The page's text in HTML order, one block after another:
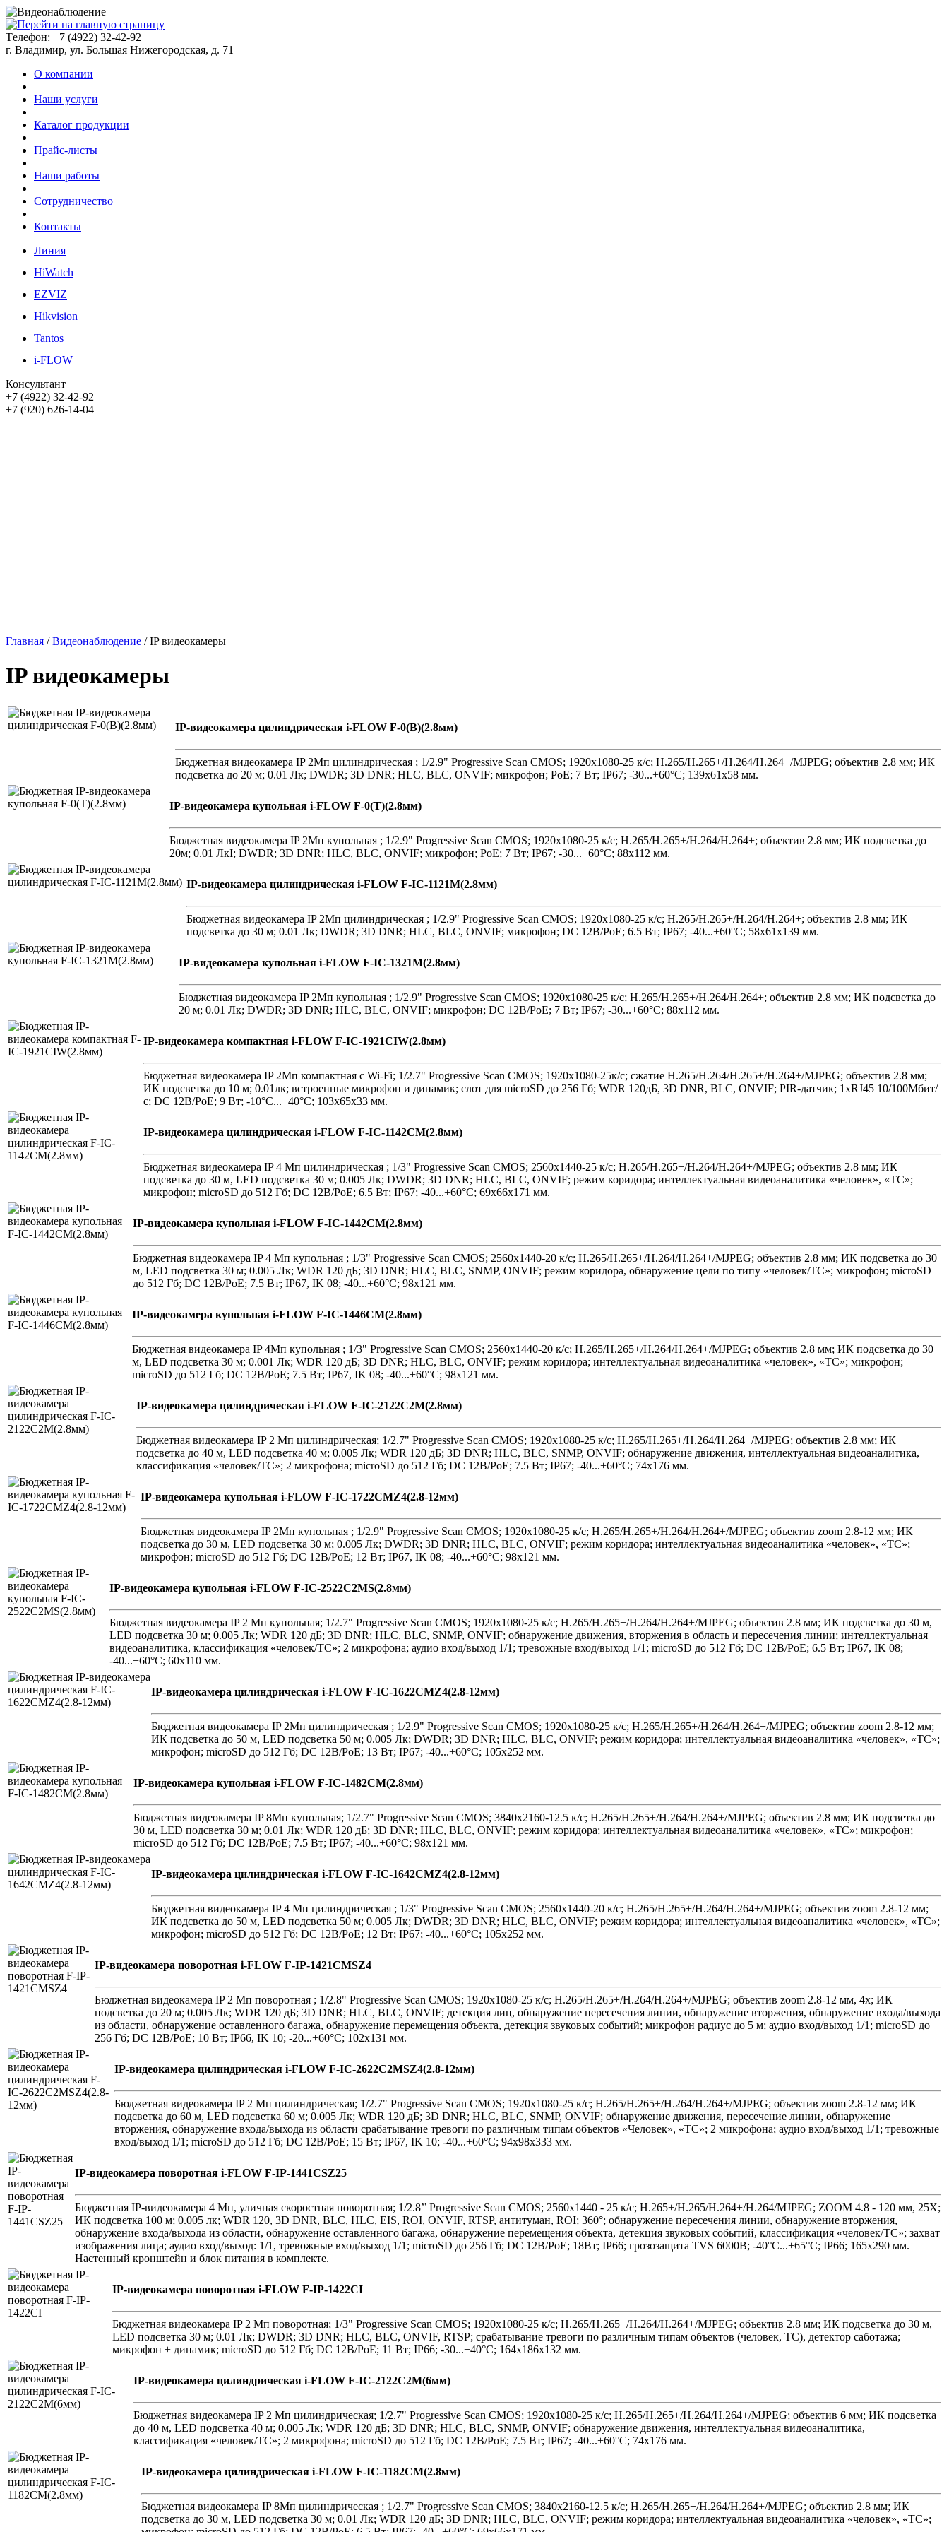
Tелефон: +7 (4922) 32-42-92
г. Владимир, ул. Большая Нижегородская, д. 71
О компании
|
Наши услуги
|
Каталог продукции
|
Прайс-листы
|
Наши работы
|
Сотрудничество
|
Контакты
Линия
HiWatch
EZVIZ
Hikvision
Tantos
i-FLOW
Консультант
+7 (4922) 32-42-92
+7 (920) 626-14-04
Главная /Видеонаблюдение / IP видеокамеры
IP видеокамеры
IP-видеокамера цилиндрическая i-FLOW F-0(B)(2.8мм)
Бюджетная видеокамера IP 2Мп цилиндрическая ; 1/2.9" Progressive Scan CMOS; 1920х1080-25 к/с; H.265/H.265+/H.264/H.264+/MJPEG; объектив 2.8 мм; ИК
подсветка до 20 м; 0.01 Лк; DWDR; 3D DNR; HLC, BLC, ONVIF; микрофон; PoE; 7 Вт; IP67; -30...+60°C; 139х61х58 мм.
IP-видеокамера купольная i-FLOW F-0(T)(2.8мм)
Бюджетная видеокамера IP 2Мп купольная ; 1/2.9" Progressive Scan CMOS; 1920х1080-25 к/с; H.265/H.265+/H.264/H.264+; объектив 2.8 мм; ИК подсветка до
20м; 0.01 ЛкI; DWDR; 3D DNR; HLC, BLC, ONVIF; микрофон; PoE; 7 Вт; IP67; -30...+60°C; 88х112 мм.
IP-видеокамера цилиндрическая i-FLOW F-IC-1121M(2.8мм)
Бюджетная видеокамера IP 2Мп цилиндрическая ; 1/2.9" Progressive Scan CMOS; 1920х1080-25 к/с; H.265/H.265+/H.264/H.264+; объектив 2.8 мм; ИК
подсветка до 30 м; 0.01 Лк; DWDR; 3D DNR; HLC, BLC, ONVIF; микрофон; DC 12В/PoE; 6.5 Вт; IP67; -40...+60°C; 58х61х139 мм.
IP-видеокамера купольная i-FLOW F-IC-1321M(2.8мм)
Бюджетная видеокамера IP 2Мп купольная ; 1/2.9" Progressive Scan CMOS; 1920х1080-25 к/с; H.265/H.265+/H.264/H.264+; объектив 2.8 мм; ИК подсветка до
20 м; 0.01 Лк; DWDR; 3D DNR; HLC, BLC, ONVIF; микрофон; DC 12В/PoE; 7 Вт; IP67; -30...+60°C; 88х112 мм.
IP-видеокамера компактная i-FLOW F-IC-1921CIW(2.8мм)
Бюджетная видеокамера IP 2Мп компактная с Wi-Fi; 1/2.7" Progressive Scan CMOS; 1920х1080-25к/с; сжатие H.265/H.264/H.265+/H.264+/MJPEG; объектив 2.8 мм;
ИК подсветка до 10 м; 0.01лк; встроенные микрофон и динамик; слот для microSD до 256 Гб; WDR 120дБ, 3D DNR, BLC, ONVIF; PIR-датчик; 1xRJ45 10/100Мбит/
с; DC 12В/PoE; 9 Вт; -10°C...+40°C; 103х65х33 мм.
IP-видеокамера цилиндрическая i-FLOW F-IC-1142CM(2.8мм)
Бюджетная видеокамера IP 4 Мп цилиндрическая ; 1/3" Progressive Scan CMOS; 2560х1440-25 к/с; H.265/H.265+/H.264/H.264+/MJPEG; объектив 2.8 мм; ИК
подсветка до 30 м, LED подсветка 30 м; 0.005 Лк; DWDR; 3D DNR; HLC, BLC, ONVIF; режим коридора; интеллектуальная видеоаналитика «человек», «ТС»;
микрофон; microSD до 512 Гб; DC 12В/PoE; 6.5 Вт; IP67; -40...+60°C; 69х66х171 мм.
IP-видеокамера купольная i-FLOW F-IC-1442CM(2.8мм)
Бюджетная видеокамера IP 4 Мп купольная ; 1/3" Progressive Scan CMOS; 2560х1440-20 к/с; H.265/H.265+/H.264/H.264+/MJPEG; объектив 2.8 мм; ИК подсветка до 30
м, LED подсветка 30 м; 0.005 Лк; WDR 120 дБ; 3D DNR; HLC, BLC, SNMP, ONVIF; режим коридора, обнаружение цели по типу «человек/ТС»; микрофон; microSD
до 512 Гб; DC 12В/PoE; 7.5 Вт; IP67, IK 08; -40...+60°C; 98х121 мм.
IP-видеокамера купольная i-FLOW F-IC-1446CM(2.8мм)
Бюджетная видеокамера IP 4Мп купольная ; 1/3" Progressive Scan CMOS; 2560х1440-20 к/с; H.265/H.265+/H.264/H.264+/MJPEG; объектив 2.8 мм; ИК подсветка до 30
м, LED подсветка 30 м; 0.001 Лк; WDR 120 дБ; 3D DNR; HLC, BLC, ONVIF; режим коридора; интеллектуальная видеоаналитика «человек», «ТС»; микрофон;
microSD до 512 Гб; DC 12В/PoE; 7.5 Вт; IP67, IK 08; -40...+60°C; 98х121 мм.
IP-видеокамера цилиндрическая i-FLOW F-IC-2122C2M(2.8мм)
Бюджетная видеокамера IP 2 Мп цилиндрическая; 1/2.7" Progressive Scan CMOS; 1920х1080-25 к/с; H.265/H.265+/H.264/H.264+/MJPEG; объектив 2.8 мм; ИК
подсветка до 40 м, LED подсветка 40 м; 0.005 Лк; WDR 120 дБ; 3D DNR; HLC, BLC, SNMP, ONVIF; обнаружение движения, интеллектуальная видеоаналитика,
классификация «человек/ТС»; 2 микрофона; microSD до 512 Гб; DC 12В/PoE; 7.5 Вт; IP67; -40...+60°C; 74х176 мм.
IP-видеокамера купольная i-FLOW F-IC-1722CMZ4(2.8-12мм)
Бюджетная видеокамера IP 2Мп купольная ; 1/2.9" Progressive Scan CMOS; 1920х1080-25 к/с; H.265/H.265+/H.264/H.264+/MJPEG; объектив zoom 2.8-12 мм; ИК
подсветка до 30 м, LED подсветка 30 м; 0.005 Лк; DWDR; 3D DNR; HLC, BLC, ONVIF; режим коридора; интеллектуальная видеоаналитика «человек», «ТС»;
микрофон; microSD до 512 Гб; DC 12В/PoE; 12 Вт; IP67, IK 08; -40...+60°C; 98х121 мм.
IP-видеокамера купольная i-FLOW F-IC-2522C2MS(2.8мм)
Бюджетная видеокамера IP 2 Мп купольная; 1/2.7" Progressive Scan CMOS; 1920х1080-25 к/с; H.265/H.265+/H.264/H.264+/MJPEG; объектив 2.8 мм; ИК подсветка до 30 м,
LED подсветка 30 м; 0.005 Лк; WDR 120 дБ; 3D DNR; HLC, BLC, SNMP, ONVIF; обнаружение движения, вторжения в область и пересечения линии; интеллектуальная
видеоаналитика, классификация «человек/ТС»; 2 микрофона; аудио вход/выход 1/1; тревожные вход/выход 1/1; microSD до 512 Гб; DC 12В/PoE; 6.5 Вт; IP67, IK 08;
-40...+60°C; 60х110 мм.
IP-видеокамера цилиндрическая i-FLOW F-IC-1622CMZ4(2.8-12мм)
Бюджетная видеокамера IP 2Мп цилиндрическая ; 1/2.9" Progressive Scan CMOS; 1920х1080-25 к/с; H.265/H.265+/H.264/H.264+/MJPEG; объектив zoom 2.8-12 мм;
ИК подсветка до 50 м, LED подсветка 50 м; 0.005 Лк; DWDR; 3D DNR; HLC, BLC, ONVIF; режим коридора; интеллектуальная видеоаналитика «человек», «ТС»;
микрофон; microSD до 512 Гб; DC 12В/PoE; 13 Вт; IP67; -40...+60°C; 105х252 мм.
IP-видеокамера купольная i-FLOW F-IC-1482CM(2.8мм)
Бюджетная видеокамера IP 8Мп купольная; 1/2.7" Progressive Scan CMOS; 3840х2160-12.5 к/с; H.265/H.265+/H.264/H.264+/MJPEG; объектив 2.8 мм; ИК подсветка до
30 м, LED подсветка 30 м; 0.01 Лк; WDR 120 дБ; 3D DNR; HLC, BLC, ONVIF; режим коридора; интеллектуальная видеоаналитика «человек», «ТС»; микрофон;
microSD до 512 Гб; DC 12В/PoE; 7.5 Вт; IP67; -40...+60°C; 98х121 мм.
IP-видеокамера цилиндрическая i-FLOW F-IC-1642CMZ4(2.8-12мм)
Бюджетная видеокамера IP 4 Мп цилиндрическая ; 1/3" Progressive Scan CMOS; 2560х1440-20 к/с; H.265/H.265+/H.264/H.264+/MJPEG; объектив zoom 2.8-12 мм;
ИК подсветка до 50 м, LED подсветка 50 м; 0.005 Лк; DWDR; 3D DNR; HLC, BLC, ONVIF; режим коридора; интеллектуальная видеоаналитика «человек», «ТС»;
микрофон; microSD до 512 Гб; DC 12В/PoE; 12 Вт; IP67; -40...+60°C; 105х252 мм.
IP-видеокамера поворотная i-FLOW F-IP-1421CMSZ4
Бюджетная видеокамера IP 2 Мп поворотная ; 1/2.8" Progressive Scan CMOS; 1920х1080-25 к/с; H.265/H.265+/H.264/H.264+/MJPEG; объектив zoom 2.8-12 мм, 4х; ИК
подсветка до 20 м; 0.005 Лк; WDR 120 дБ; 3D DNR; HLC, BLC, ONVIF; детекция лиц, обнаружение пересечения линии, обнаружение вторжения, обнаружение входа/выхода
из области, обнаружение оставленного багажа, обнаружение перемещения объекта, детекция звуковых событий; микрофон радиус до 5 м; аудио вход/выход 1/1; microSD до
256 Гб; DC 12В/PoE; 10 Вт; IP66, IK 10; -20...+60°C; 102х131 мм.
IP-видеокамера цилиндрическая i-FLOW F-IC-2622C2MSZ4(2.8-12мм)
Бюджетная видеокамера IP 2 Мп цилиндрическая; 1/2.7" Progressive Scan CMOS; 1920х1080-25 к/с; H.265/H.265+/H.264/H.264+/MJPEG; объектив zoom 2.8-12 мм; ИК
подсветка до 60 м, LED подсветка 60 м; 0.005 Лк; WDR 120 дБ; 3D DNR; HLC, BLC, SNMP, ONVIF; обнаружение движения, пересечение линии, обнаружение
вторжения, обнаружение входа/выхода из области срабатывание тревоги по различным типам объектов «Человек», «ТС»; 2 микрофона; аудио вход/выход 1/1; тревожные
вход/выход 1/1; microSD до 512 Гб; DC 12В/PoE; 15 Вт; IP67, IK 10; -40...+60°C; 94х98х333 мм.
IP-видеокамера поворотная i-FLOW F-IP-1441CSZ25
Бюджетная IP-видеокамера 4 Мп, уличная скоростная поворотная; 1/2.8’’ Progressive Scan CMOS; 2560х1440 - 25 к/с; H.265+/H.265/H.264+/H.264/MJPEG; ZOOM 4.8 - 120 мм, 25Х;
ИК подсветка 100 м; 0.005 лк; WDR 120, 3D DNR, BLC, HLC, EIS, ROI, ONVIF, RTSP, антитуман, ROI; 360°; обнаружение пересечения линии, обнаружение вторжения,
обнаружение входа/выхода из области, обнаружение оставленного багажа, обнаружение перемещения объекта, детекция звуковых событий, классификация «человек/ТС»; захват
изображения лица; аудио вход/выход: 1/1, тревожные вход/выход 1/1; microSD до 256 Гб; DC 12В/PoE; 18Вт; IP66; грозозащита TVS 6000B; -40°C...+65°C; IP66; 165х290 мм.
Настенный кронштейн и блок питания в комплекте.
IP-видеокамера поворотная i-FLOW F-IP-1422CI
Бюджетная видеокамера IP 2 Мп поворотная; 1/3" Progressive Scan CMOS; 1920х1080-25 к/с; H.265/H.265+/H.264/H.264+/MJPEG; объектив 2.8 мм; ИК подсветка до 30 м,
LED подсветка 30 м; 0.01 Лк; DWDR; 3D DNR; HLC, BLC, ONVIF, RTSP; срабатывание тревоги по различным типам объектов (человек, ТС), детектор саботажа;
микрофон + динамик; microSD до 512 Гб; DC 12В/PoE; 11 Вт; IP66; -30...+40°C; 164х186х132 мм.
IP-видеокамера цилиндрическая i-FLOW F-IC-2122C2M(6мм)
Бюджетная видеокамера IP 2 Мп цилиндрическая; 1/2.7" Progressive Scan CMOS; 1920х1080-25 к/с; H.265/H.265+/H.264/H.264+/MJPEG; объектив 6 мм; ИК подсветка
до 40 м, LED подсветка 40 м; 0.005 Лк; WDR 120 дБ; 3D DNR; HLC, BLC, SNMP, ONVIF; обнаружение движения, интеллектуальная видеоаналитика,
классификация «человек/ТС»; 2 микрофона; microSD до 512 Гб; DC 12В/PoE; 7.5 Вт; IP67; -40...+60°C; 74х176 мм.
IP-видеокамера цилиндрическая i-FLOW F-IC-1182CM(2.8мм)
Бюджетная видеокамера IP 8Мп цилиндрическая ; 1/2.7" Progressive Scan CMOS; 3840х2160-12.5 к/с; H.265/H.265+/H.264/H.264+/MJPEG; объектив 2.8 мм; ИК
подсветка до 30 м, LED подсветка 30 м; 0.01 Лк; WDR 120 дБ; 3D DNR; HLC, BLC, ONVIF; режим коридора; интеллектуальная видеоаналитика «человек», «ТС»;